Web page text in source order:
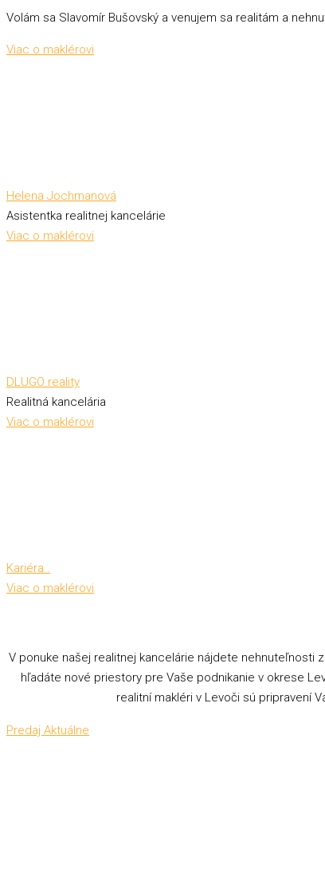
Volám sa Slavomír Bušovský a venujem sa realitám a
Viac o maklérovi
Helena Jochmanová
Asistentka realitnej kancelárie
Viac o maklérovi
DLUGO reality
Realitná kancelária
Viac o maklérovi
Kariéra .
Viac o maklérovi
V ponuke našej realitnej kancelárie nájdete nehnuteľnosti
hľadáte nové priestory pre Vaše podnikanie v okrese
realitní makléri v Levoči sú pripravení
Predaj Aktuálne